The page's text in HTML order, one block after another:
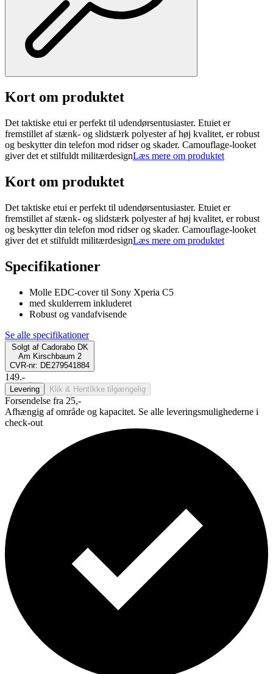
Kort om produktet
Det taktiske etui er perfekt til udendørsentusiaster. Etuiet er
fremstillet af stænk- og slidstærk polyester af høj kvalitet, er robust
og beskytter din telefon mod ridser og skader. Camouflage-looket
giver det et stilfuldt militærdesignLæs mere om produktet
Kort om produktet
Det taktiske etui er perfekt til udendørsentusiaster. Etuiet er
fremstillet af stænk- og slidstærk polyester af høj kvalitet, er robust
og beskytter din telefon mod ridser og skader. Camouflage-looket
giver det et stilfuldt militærdesignLæs mere om produktet
Specifikationer
Molle EDC-cover til Sony Xperia C5
med skulderrem inkluderet
Robust og vandafvisende
Se alle specifikationer
Solgt af Cadorabo DK
Am Kirschbaum 2
CVR-nr: DE279541884
149.-
Levering Klik & Hent Ikke tilgængelig
Forsendelse fra 25,-
Afhængig af område og kapacitet. Se alle leveringsmulighederne i
check-out